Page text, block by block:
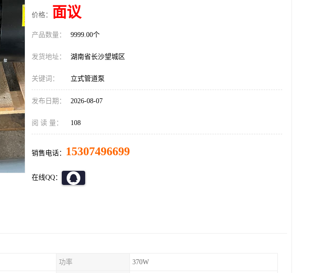
价格： 面议
产品数量： 9999.00个
发货地址： 湖南省长沙望城区
关键词： 立式管道泵
发布日期： 2026-08-07
阅 读 量： 108
销售电话： 15307496699
在线QQ：
功率 370W